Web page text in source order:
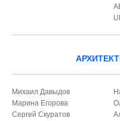
Михаил Давыдов
Марина Егорова
Сергей Скуратов